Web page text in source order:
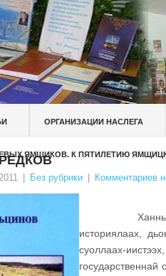
ОРГАНИЗАЦИИ НАСЛЕГА
ЯМЩИКОВ. К ПЯТИЛЕТИЮ
Без рубрики Комментариев
Ханнык
историялаах,
суоллаах-
государственнай